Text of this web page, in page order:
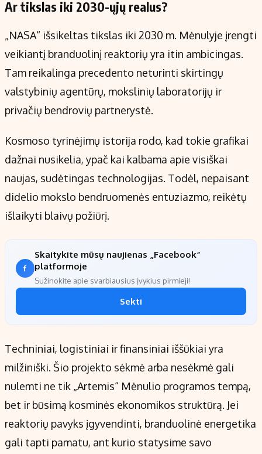
Ar tikslas iki 2030-ųjų realus?
„NASA“ išsikeltas tikslas iki 2030 m. Mėnulyje įrengti
veikiantį branduolinį reaktorių yra itin ambicingas.
Tam reikalinga precedento neturinti skirtingų
valstybinių agentūrų, mokslinių laboratorijų ir
privačių bendrovių partnerystė.
Kosmoso tyrinėjimų istorija rodo, kad tokie grafikai
dažnai nusikelia, ypač kai kalbama apie visiškai
naujas, sudėtingas technologijas. Todėl, nepaisant
didelio mokslo bendruomenės entuziazmo, reikėtų
išlaikyti blaivų požiūrį.
Skaitykite mūsų naujienas „Facebook“
platformoje
Sužinokite apie svarbiausius įvykius pirmieji!
Sekti
Techniniai, logistiniai ir finansiniai iššūkiai yra
milžiniški. Šio projekto sėkmė arba nesėkmė gali
nulemti ne tik „Artemis“ Mėnulio programos tempą,
bet ir būsimą kosminės ekonomikos struktūrą. Jei
reaktorių pavyks įgyvendinti, branduolinė energetika
gali tapti pamatu, ant kurio statysime savo